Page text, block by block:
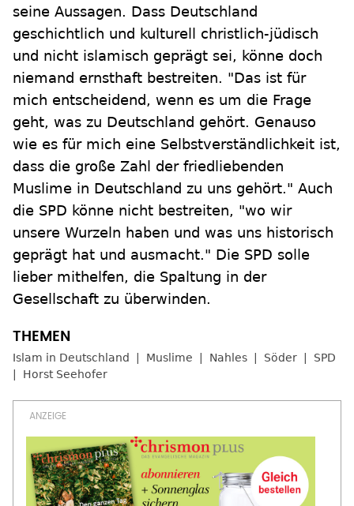
seine Aussagen. Dass Deutschland
geschichtlich und kulturell christlich-jüdisch
und nicht islamisch geprägt sei, könne doch
niemand ernsthaft bestreiten. "Das ist für
mich entscheidend, wenn es um die Frage
geht, was zu Deutschland gehört. Genauso
wie es für mich eine Selbstverständlichkeit ist,
dass die große Zahl der friedliebenden
Muslime in Deutschland zu uns gehört." Auch
die SPD könne nicht bestreiten, "wo wir
unsere Wurzeln haben und was uns historisch
geprägt hat und ausmacht." Die SPD solle
lieber mithelfen, die Spaltung in der
Gesellschaft zu überwinden.
Islam in Deutschland Muslime Nahles Söder
SPD
Horst Seehofer